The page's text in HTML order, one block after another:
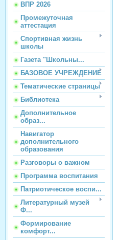
ВПР 2026
Промежуточная
аттестация
Спортивная жизнь
школы
Газета "Школьны...
БАЗОВОЕ УЧРЕЖДЕНИЕ
Тематические страницы
Библиотека
Дополнительное
образ...
Навигатор
дополнительного
образования
Разговоры о важном
Программа воспитания
Патриотическое воспи...
Литературный музей
Ф...
Формирование
комфорт...